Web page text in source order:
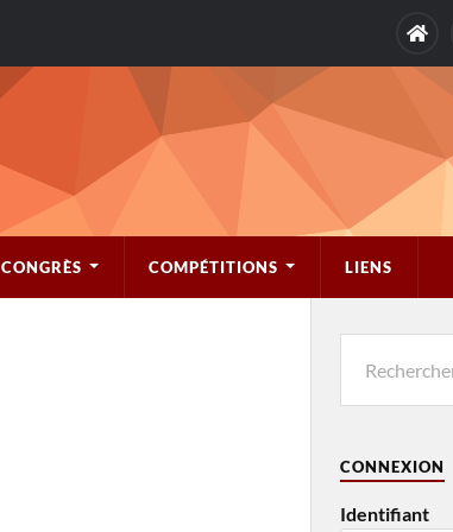
CONGRÈS COMPÉTITIONS LIENS
CONNEXION
Identifiant